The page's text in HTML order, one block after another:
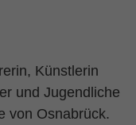
Künstlerin
und Jugendliche
von Osnabrück.